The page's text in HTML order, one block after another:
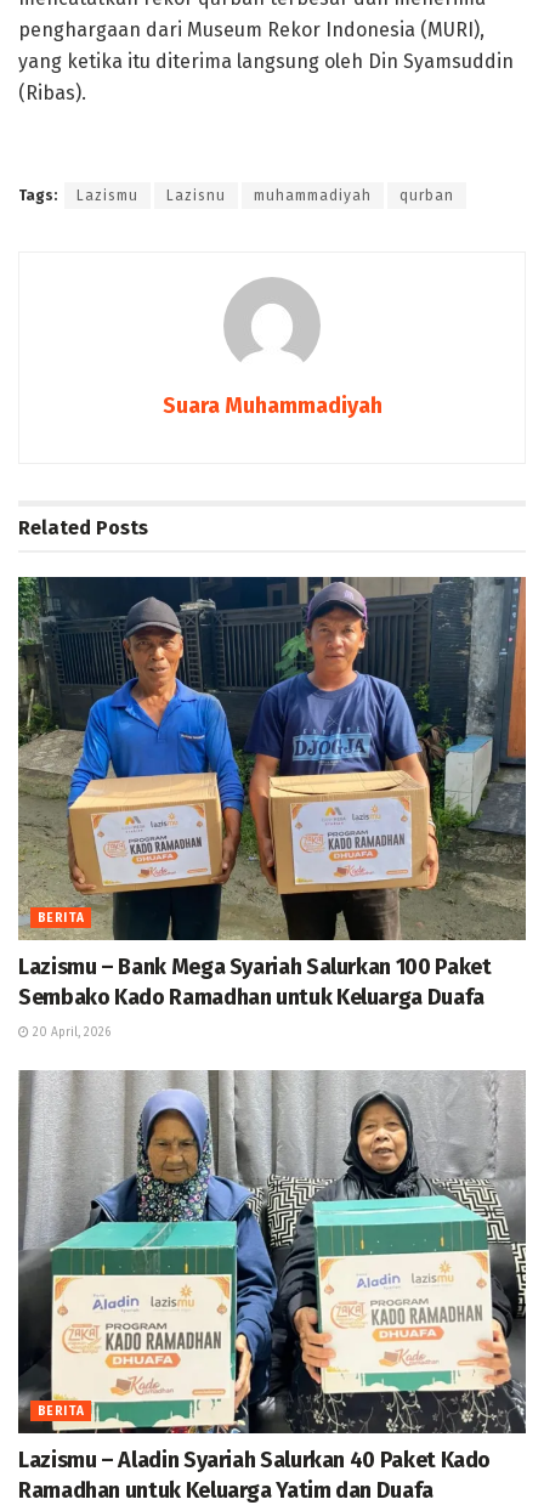
penghargaan dari Museum Rekor Indonesia (MURI),
yang ketika itu diterima langsung oleh Din Syamsuddin
(Ribas).
Tags: Lazismu Lazisnu muhammadiyah qurban
Suara Muhammadiyah
Related Posts
BERITA
Lazismu – Bank Mega Syariah Salurkan 100 Paket
Sembako Kado Ramadhan untuk Keluarga Duafa
20 April, 2026
BERITA
Lazismu – Aladin Syariah Salurkan 40 Paket Kado
Ramadhan untuk Keluarga Yatim dan Duafa